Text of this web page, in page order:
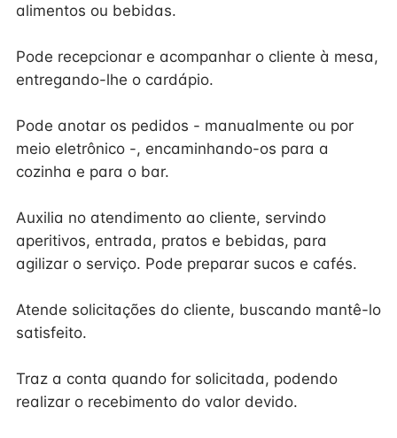
alimentos ou bebidas.
Pode recepcionar e acompanhar o cliente à mesa,
entregando-lhe o cardápio.
Pode anotar os pedidos - manualmente ou por
meio eletrônico -, encaminhando-os para a
cozinha e para o bar.
Auxilia no atendimento ao cliente, servindo
aperitivos, entrada, pratos e bebidas, para
agilizar o serviço. Pode preparar sucos e cafés.
Atende solicitações do cliente, buscando mantê-lo
satisfeito.
Traz a conta quando for solicitada, podendo
realizar o recebimento do valor devido.